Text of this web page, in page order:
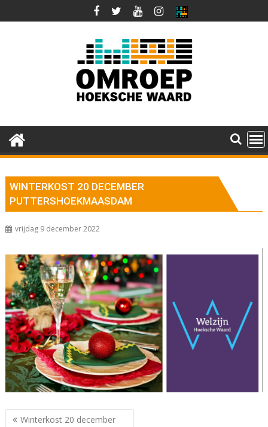
naar
WINTERKOST 20 DECEMBER
PUTTERSHOEKMAASDAM
vrijdag 9 december 2022
Berichtnavigatie
Winterkost 20 december